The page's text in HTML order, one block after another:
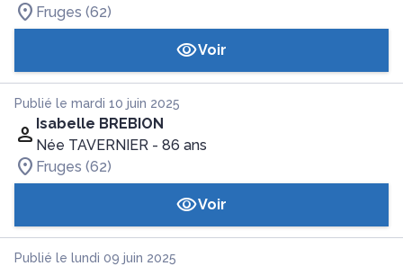
Fruges (62)
Voir
Publié le mardi 10 juin 2025
Isabelle BREBION
Née TAVERNIER - 86 ans
Fruges (62)
Voir
Publié le lundi 09 juin 2025